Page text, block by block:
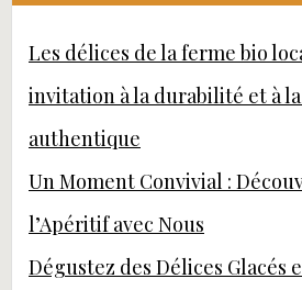
Les délices de la ferme bio
invitation à la durabilité et à
authentique
Un Moment Convivial :
l’Apéritif avec Nous
Dégustez des Délices Glacés